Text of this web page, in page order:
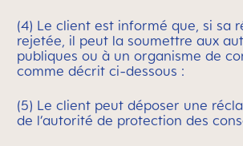
(4) Le client est informé que, si sa
rejetée, il peut la soumettre aux
publiques ou à un organisme de
comme décrit ci-dessous :
(5) Le client peut déposer une
de l’autorité de protection des